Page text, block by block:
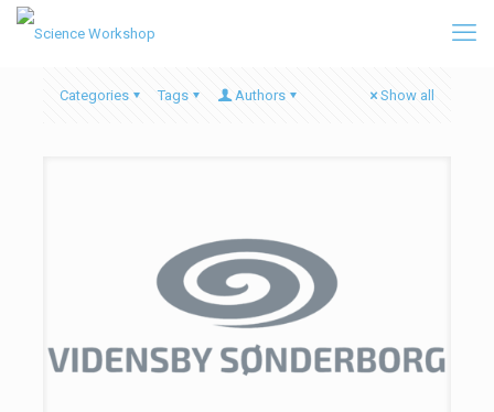
Categories Tags Authors Show all